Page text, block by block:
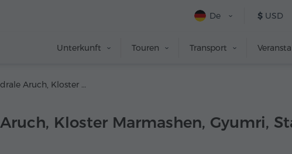
$ USD
De
Unterkunft Touren Transport
Kathedrale Aruch, Kloster Marmashen, Gyumri, Stadtmuseum, Kloster Harichavank
Kloster Marmashen, Gyumri,